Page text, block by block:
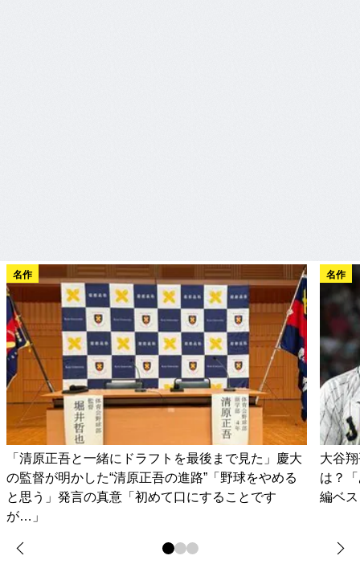
名作
「清原正吾と一緒にドラフトを最後まで見た」慶大
の監督が明かした“清原正吾の進路”「野球をやめる
と思う」発言の真意「初めて口にすることです
が…」
名作
大谷
は？
編ベ